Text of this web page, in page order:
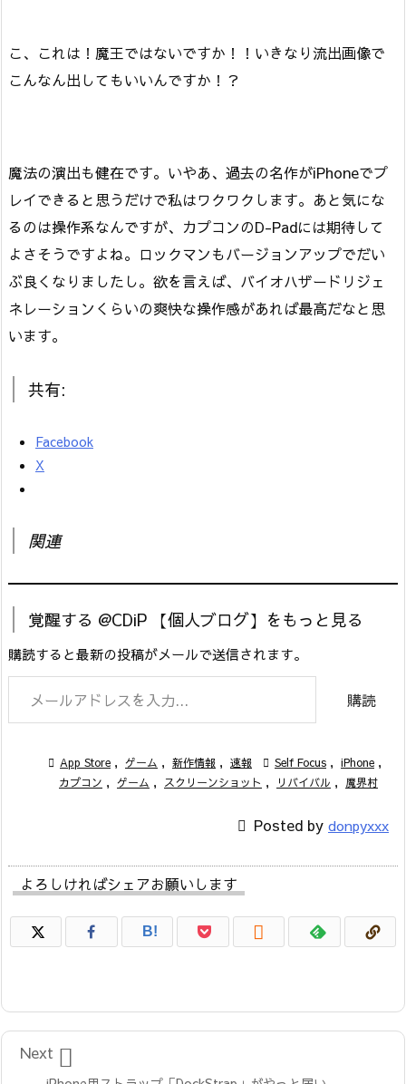
こ、これは！魔王ではないですか！！いきなり流出画像で
こんなん出してもいいんですか！？
魔法の演出も健在です。いやあ、過去の名作がiPhoneでプ
レイできると思うだけで私はワクワクします。あと気にな
るのは操作系なんですが、カプコンのD-Padには期待して
よさそうですよね。ロックマンもバージョンアップでだい
ぶ良くなりましたし。欲を言えば、バイオハザードリジェ
ネレーションくらいの爽快な操作感があれば最高だなと思
います。
共有:
Facebook
X
関連
覚醒する @CDiP 【個人ブログ】をもっと見る
購読すると最新の投稿がメールで送信されます。
メールアドレスを入力...
購読
 App Store , ゲーム , 新作情報 , 速報  Self Focus , iPhone ,
カプコン , ゲーム , スクリーンショット , リバイバル , 魔界村
 Posted by donpyxxx
よろしければシェアお願いします
B! 

Next